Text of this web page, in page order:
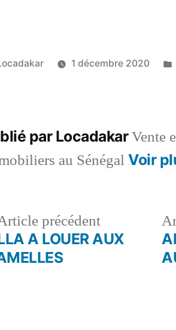
1 décembre 2020
par LocadakarVente
au SénégalVoir
précédentArticle
précédent :
A LOUER AUX